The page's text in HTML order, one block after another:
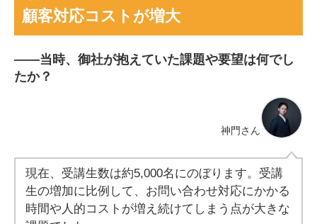
顧客対応コストが増大
――当時、御社が抱えていた課題や要望は何でし
たか？
神門さん
現在、受講生数は約5,000名にのぼります。受講
生の増加に比例して、お問い合わせ対応にかかる
時間や人的コストが増え続けてしまう点が大きな